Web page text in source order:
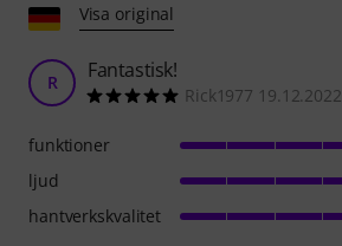
Visa original
R Fantastisk!
Rick1977 19.12.2022
funktioner
ljud
hantverkskvalitet